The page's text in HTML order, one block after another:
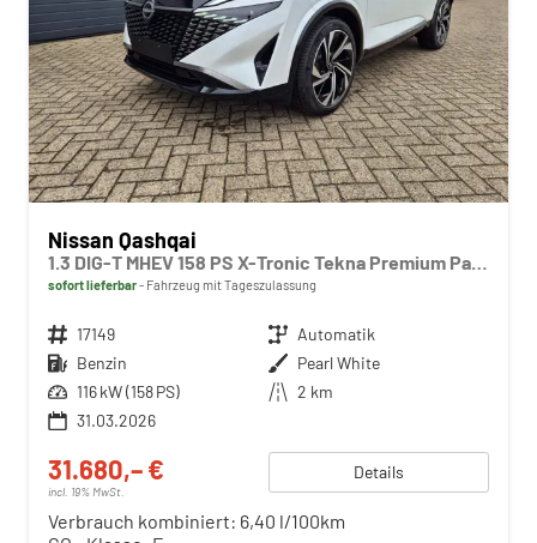
Nissan Qashqai
1.3 DIG-T MHEV 158 PS X-Tronic Tekna Premium Paket 20"LM Teil-Leder PanoGlasdach Klimaautomatik Sitzheizung Lenkradheizung Navi Head-Up Display elektr. Heckklappe ACC PDC v+h 360°Kamera DAB Bluetooth Touchscreen Apple CarPlay Android Auto
sofort lieferbar Fahrzeug mit Tageszulassung
Fahrzeugnr. 17149 Getriebe Automatik
Kraftstoff Benzin Außenfarbe Pearl White
Leistung 116 kW (158 PS) Kilometerstand 2 km
31.03.2026
31.680,– €
incl. 19% MwSt.
Details
Verbrauch kombiniert: 6,40 l/100km